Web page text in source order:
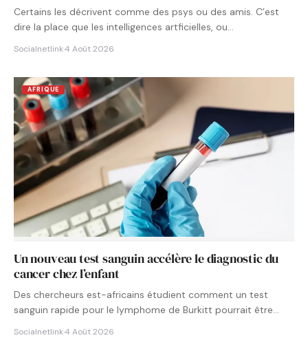
Certains les décrivent comme des psys ou des amis. C’est
dire la place que les intelligences artficielles, ou…
Socialnetlink·4 Août 2026
AFRIQUE
Un nouveau test sanguin accélère le diagnostic du
cancer chez l’enfant
Des chercheurs est-africains étudient comment un test
sanguin rapide pour le lymphome de Burkitt pourrait être
Socialnetlink·4 Août 2026